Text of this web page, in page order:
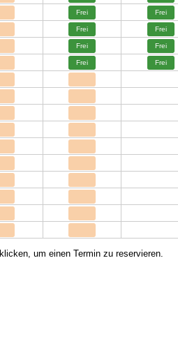
Frei Frei
Frei Frei
Frei Frei
Frei Frei
klicken, um einen Termin zu reservieren.